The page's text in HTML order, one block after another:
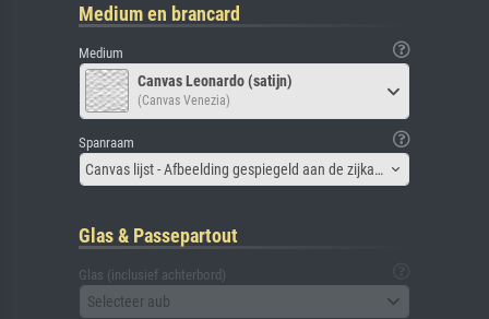
Medium en brancard
Medium
Canvas Leonardo (satijn)
(Canvas Venezia)
Spanraam
Canvas lijst - Afbeelding gespiegeld aan de zijkant
Glas & Passepartout
Glas (inclusief achterbord)
Selecteer aub